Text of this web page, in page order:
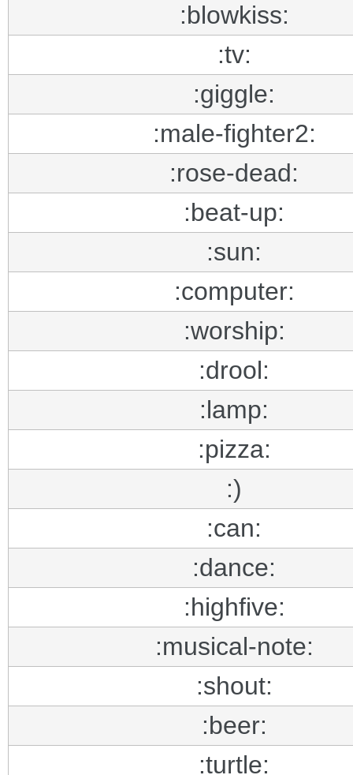
:blowkiss:
:tv:
:giggle:
:male-fighter2:
:rose-dead:
:beat-up:
:sun:
:computer:
:worship:
:drool:
:lamp:
:pizza:
:)
:can:
:dance:
:highfive:
:musical-note:
:shout:
:beer:
:turtle: